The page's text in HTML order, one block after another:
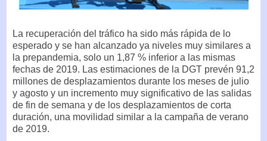
La recuperación del tráfico ha sido más rápida de lo
esperado y se han alcanzado ya niveles muy similares a
la prepandemia, solo un 1,87 % inferior a las mismas
fechas de 2019. Las estimaciones de la DGT prevén 91,2
millones de desplazamientos durante los meses de julio
y agosto y un incremento muy significativo de las salidas
de fin de semana y de los desplazamientos de corta
duración, una movilidad similar a la campaña de verano
de 2019.